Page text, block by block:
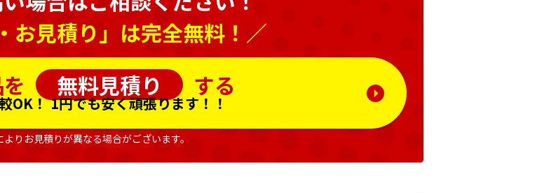
お見積り」は完全無料！／
無料見積り する
OK！1円でも安く頑張ります！！
りお見積りが異なる場合がございます。